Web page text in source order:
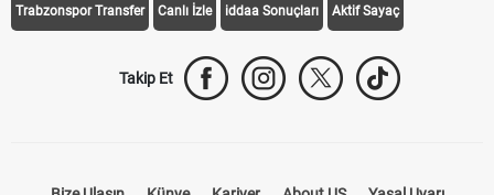
Takip Et